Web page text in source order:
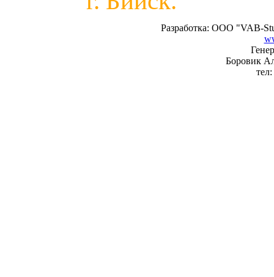
Разработка: ООО "VAB-
Боровик